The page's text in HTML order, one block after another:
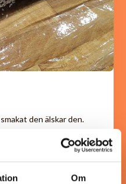
Om
den älskar den.